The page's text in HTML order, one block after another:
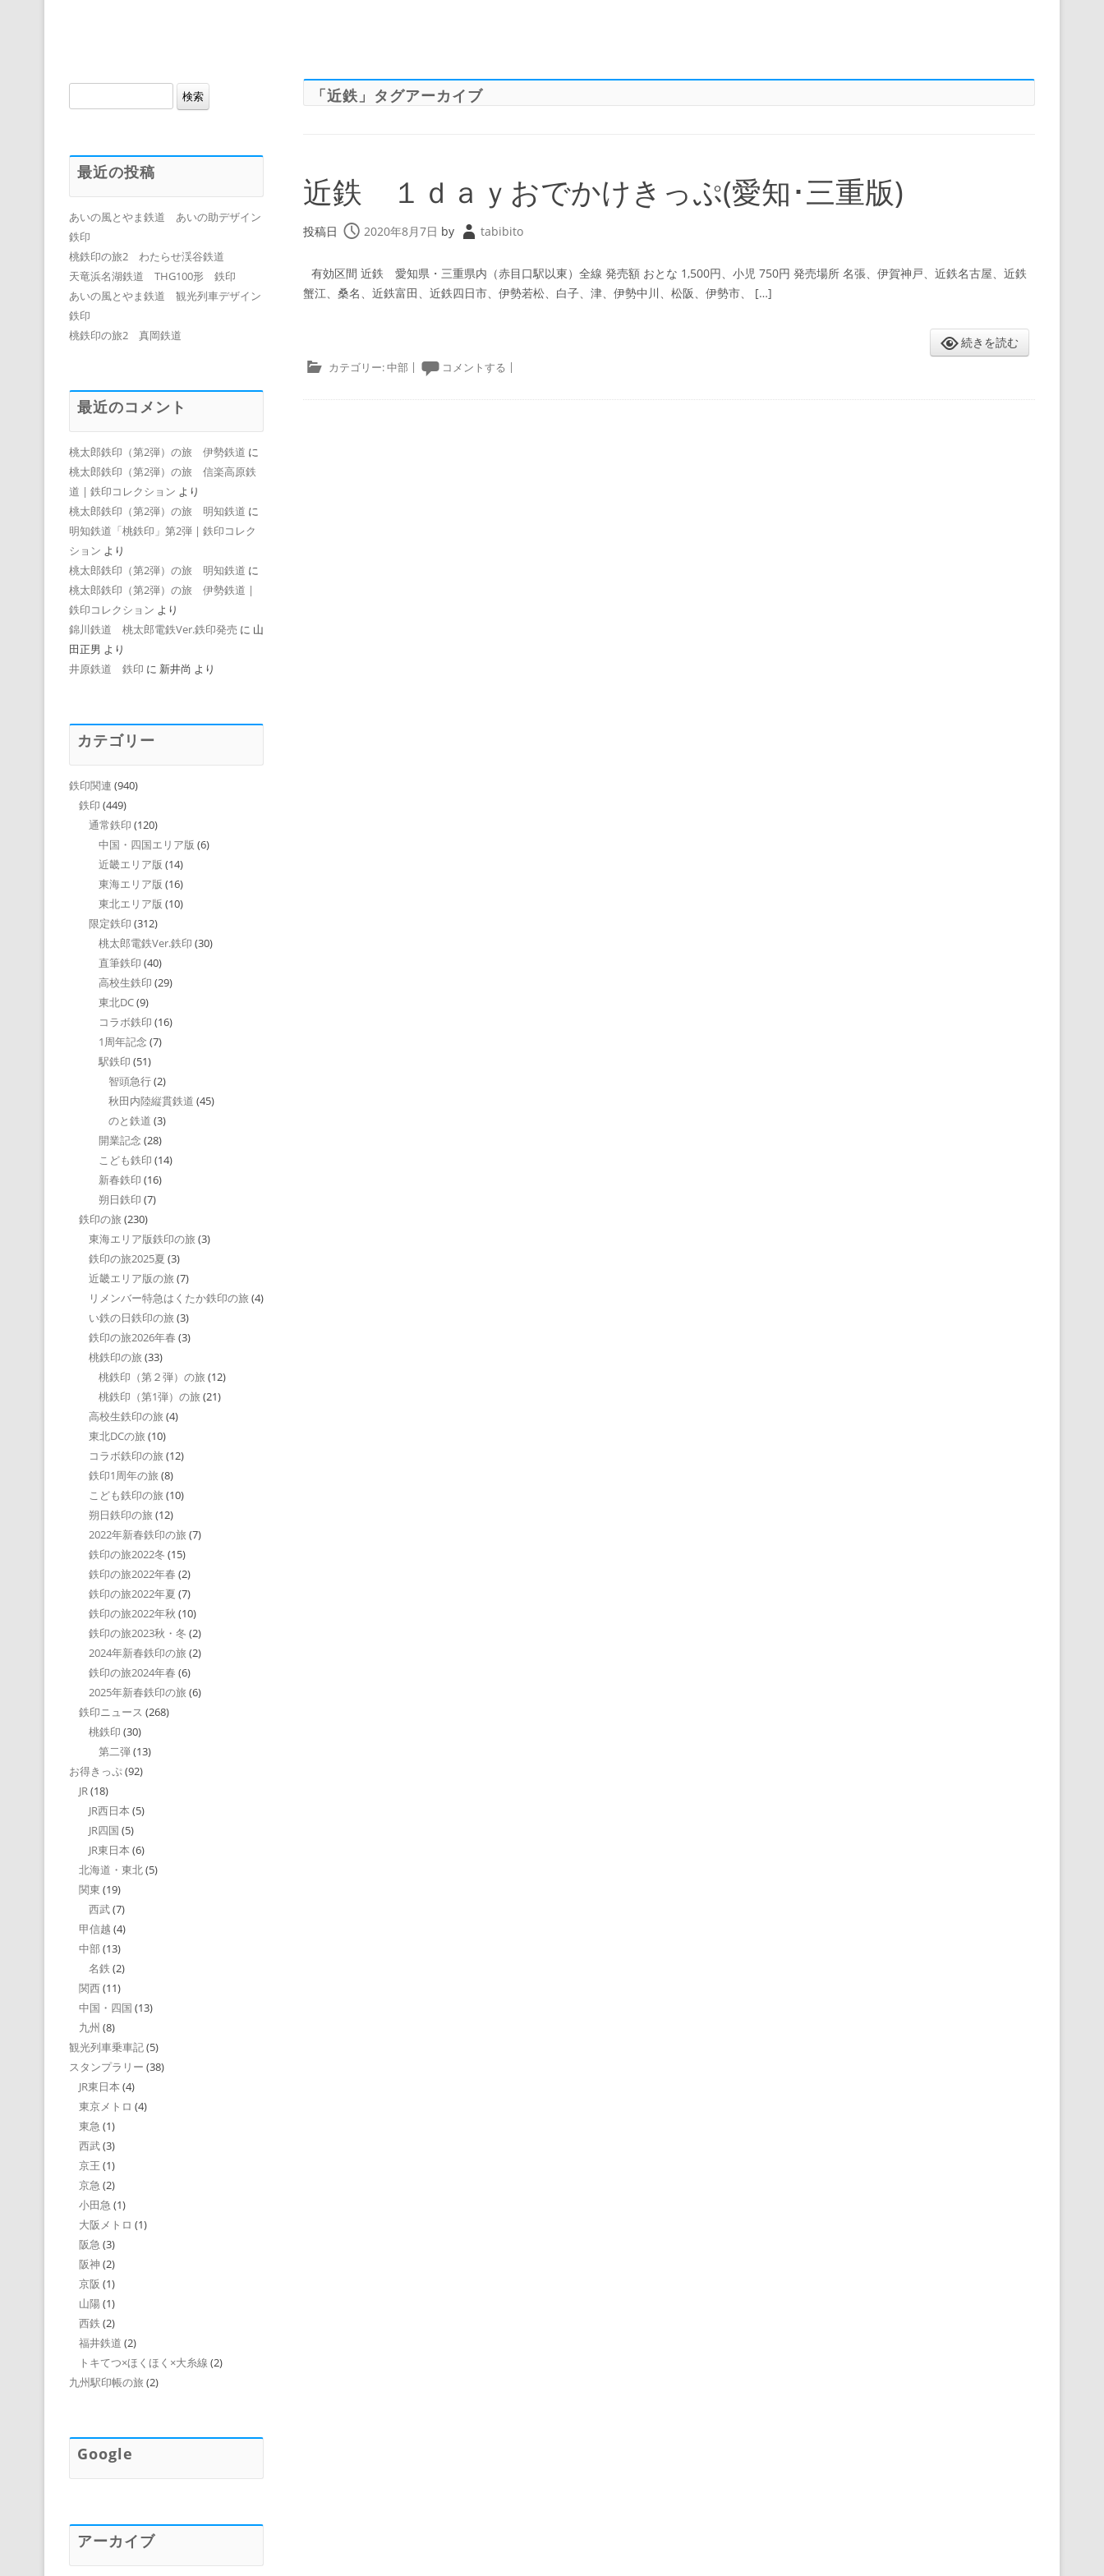
「近鉄 」タグアーカイブ
近鉄 １ｄａｙおでかけきっぷ(愛知･三重版)
投稿日 2020年8月7日 by tabibito
有効区間 近鉄 愛知県・三重県内（赤目口駅以東）全線 発売額 おとな 1,500円、小児 750円 発売場所 名張、伊賀神戸、近鉄名古屋、近鉄
蟹江、桑名、近鉄富田、近鉄四日市、伊勢若松、白子、津、伊勢中川、松阪、伊勢市、 […]
続きを読む
カテゴリー:中部 | コメントする |
索:
最近の投稿
あいの風とやま鉄道 あいの助デザイン
鉄印
桃鉄印の旅2 わたらせ渓谷鉄道
天竜浜名湖鉄道 THG100形 鉄印
あいの風とやま鉄道 観光列車デザイン
鉄印
桃鉄印の旅2 真岡鉄道
最近のコメント
桃太郎鉄印（第2弾）の旅 伊勢鉄道 に
桃太郎鉄印（第2弾）の旅 信楽高原鉄
道 | 鉄印コレクション より
桃太郎鉄印（第2弾）の旅 明知鉄道 に
明知鉄道「桃鉄印」第2弾 | 鉄印コレク
ション より
桃太郎鉄印（第2弾）の旅 明知鉄道 に
桃太郎鉄印（第2弾）の旅 伊勢鉄道 |
鉄印コレクション より
錦川鉄道 桃太郎電鉄Ver.鉄印発売 に 山
田正男 より
井原鉄道 鉄印 に 新井尚 より
カテゴリー
鉄印関連 (940)
鉄印 (449)
通常鉄印 (120)
中国・四国エリア版 (6)
近畿エリア版 (14)
東海エリア版 (16)
東北エリア版 (10)
限定鉄印 (312)
桃太郎電鉄Ver.鉄印 (30)
直筆鉄印 (40)
高校生鉄印 (29)
東北DC(9)
コラボ鉄印 (16)
1周年記念 (7)
駅鉄印 (51)
智頭急行(2)
秋田内陸縦貫鉄道 (45)
のと鉄道 (3)
開業記念 (28)
こども鉄印 (14)
新春鉄印 (16)
朔日鉄印 (7)
鉄印の旅 (230)
東海エリア版鉄印の旅 (3)
鉄印の旅2025夏 (3)
近畿エリア版の旅 (7)
リメンバー特急はくたか鉄印の旅 (4)
い鉄の日鉄印の旅 (3)
鉄印の旅2026年春 (3)
桃鉄印の旅 (33)
桃鉄印（第２弾）の旅 (12)
桃鉄印（第1弾）の旅 (21)
高校生鉄印の旅 (4)
東北DCの旅 (10)
コラボ鉄印の旅 (12)
鉄印1周年の旅 (8)
こども鉄印の旅 (10)
朔日鉄印の旅 (12)
2022年新春鉄印の旅 (7)
鉄印の旅2022冬 (15)
鉄印の旅2022年春 (2)
鉄印の旅2022年夏 (7)
鉄印の旅2022年秋 (10)
鉄印の旅2023秋・冬 (2)
2024年新春鉄印の旅 (2)
鉄印の旅2024年春 (6)
2025年新春鉄印の旅 (6)
鉄印ニュース (268)
桃鉄印 (30)
第二弾(13)
お得きっぷ(92)
JR(18)
JR西日本 (5)
JR四国 (5)
JR東日本 (6)
北海道・東北(5)
関東 (19)
西武(7)
甲信越 (4)
中部 (13)
名鉄 (2)
関西(11)
中国・四国 (13)
九州 (8)
観光列車乗車記(5)
スタンプラリー (38)
JR東日本 (4)
東京メトロ (4)
東急 (1)
西武(3)
京王 (1)
京急 (2)
小田急 (1)
大阪メトロ (1)
阪急 (3)
阪神 (2)
京阪 (1)
山陽 (1)
西鉄 (2)
福井鉄道 (2)
トキてつ×ほくほく×大糸線 (2)
九州駅印帳の旅 (2)
Google
アーカイブ